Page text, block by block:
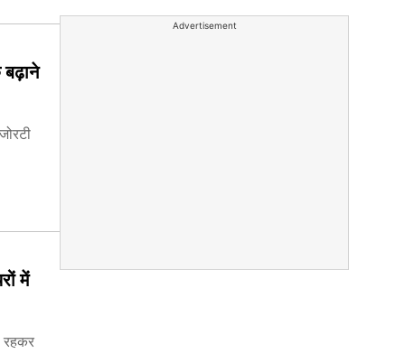
बढ़ाने
में
रहकर
Advertisement